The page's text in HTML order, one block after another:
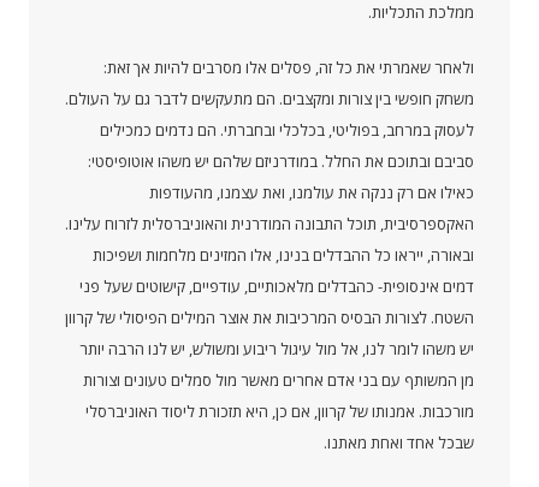
ממלכת התכליות.
ולאחר שאמרתי את כל זה, פסלים אלו מסרבים להיות אך זאת:
משחק חופשי בין צורות ומקצבים. הם מתעקשים לדבר גם על העולם.
לעסוק במרחב, בפוליטי, בכלכלי ובחברתי. הם נדמים כמכילים
סביבם ובתוכם את החלל. במודרניזם שלהם יש משהו אוטופיסטי:
כאילו אם רק ננקה את עולמנו, ואת עצמנו, מהעודפות
האקספרסיבית, תוכל התבונה המודרנית והאוניברסלית לזרוח עלינו.
ובאורה, ייראו כל ההבדלים בנינו, אלו המזינים מלחמות ושפיכות
דמים אינסופית- כהבדלים מלאכותיים, עודפיים, קישוטים שעל פני
השטח. לצורות הבסיס המרכיבות את אוצר המילים הפיסולי של קרוון
יש משהו לומר לנו, אל מול עיגול ריבוע ומשולש, יש לנו הרבה יותר
מן המשותף עם בני אדם אחרים מאשר מול סמלים טעונים וצורות
מורכבות. אמנותו של קרוון, אם כן, היא תזכורת ליסוד האוניברסלי
שבכל אחד ואחת מאתנו.